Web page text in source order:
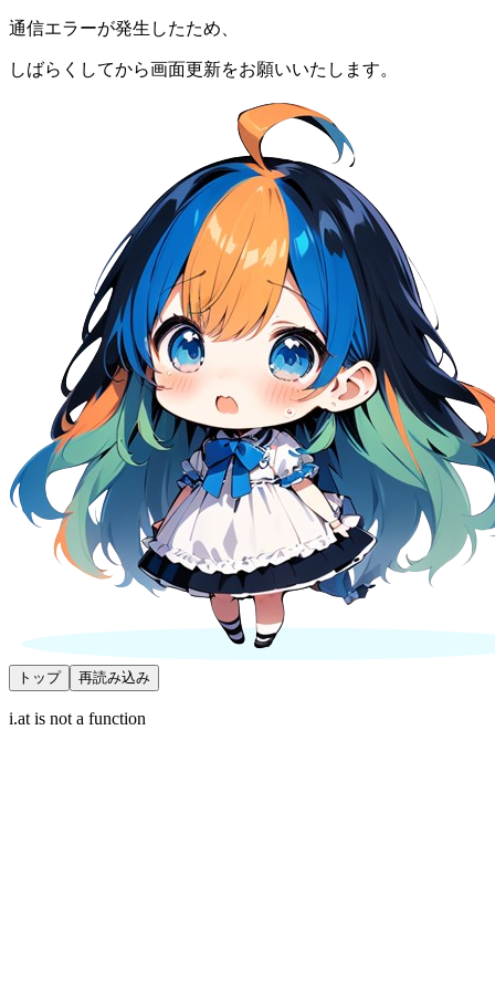
通信エラーが発生したため、
しばらくしてから画面更新をお願いいたします。
トップ 再読み込み
i.at is not a function